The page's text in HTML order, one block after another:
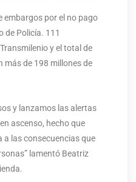
embargos por el no pago
de Policía. 111
y el total de
más de 198 millones de
y lanzamos las alertas
ascenso, hecho que
a las consecuencias que
lamentó Beatriz